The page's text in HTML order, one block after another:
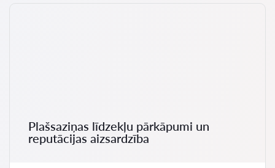
Plašsaziņas līdzekļu pārkāpumi un
reputācijas aizsardzība